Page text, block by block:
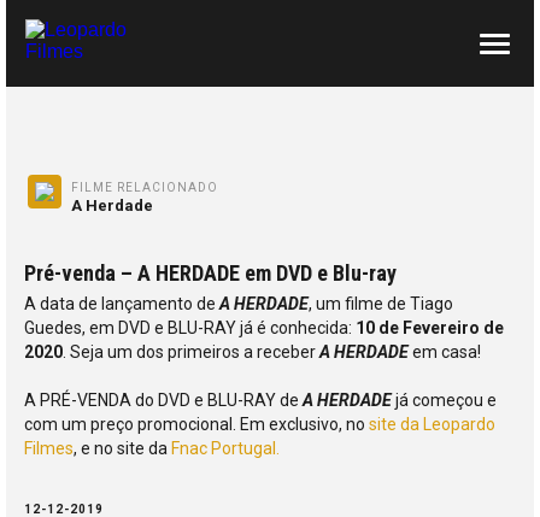
SOBRE NÓS
CONTACTOS
Pré-venda – A HERDADE em DVD e Blu-ray
A data de lançamento de A HERDADE, um filme de Tiago
Guedes, em DVD e BLU-RAY já é conhecida: 10 de Fevereiro de
2020 . Seja um dos primeiros a receberA HERDADEem casa!
A PRÉ-VENDA do DVD e BLU-RAY de A HERDADEjá começou e
com um preço promocional. Em exclusivo, no site da Leopardo
Filmes, e no site da Fnac Portugal.
12-12-2019
FILME RELACIONADO
A Herdade